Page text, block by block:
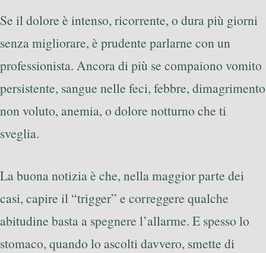
Se il dolore è intenso, ricorrente, o dura più giorni
senza migliorare, è prudente parlarne con un
professionista. Ancora di più se compaiono vomito
persistente, sangue nelle feci, febbre, dimagrimento
non voluto, anemia, o dolore notturno che ti
sveglia.
La buona notizia è che, nella maggior parte dei
casi, capire il “trigger” e correggere qualche
abitudine basta a spegnere l’allarme. E spesso lo
stomaco, quando lo ascolti davvero, smette di